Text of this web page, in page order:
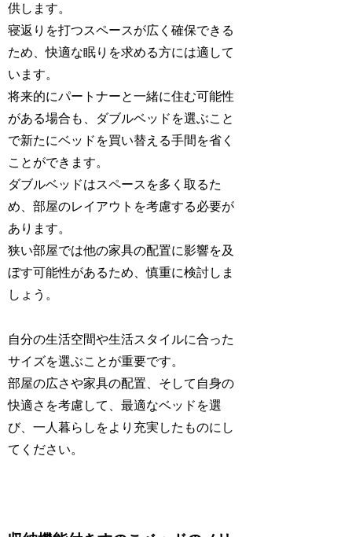
供します。
寝返りを打つスペースが広く確保できる
ため、快適な眠りを求める方には適して
います。
将来的にパートナーと一緒に住む可能性
がある場合も、ダブルベッドを選ぶこと
で新たにベッドを買い替える手間を省く
ことができます。
ダブルベッドはスペースを多く取るた
め、部屋のレイアウトを考慮する必要が
あります。
狭い部屋では他の家具の配置に影響を及
ぼす可能性があるため、慎重に検討しま
しょう。
自分の生活空間や生活スタイルに合った
サイズを選ぶことが重要です。
部屋の広さや家具の配置、そして自身の
快適さを考慮して、最適なベッドを選
び、一人暮らしをより充実したものにし
てください。